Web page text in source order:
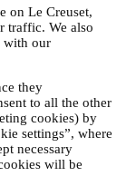
on Le Creuset,
traffic. We also
with our
they
to all the other
cookies) by
settings”, where
necessary
will be
nous collectons
nous fournissez de
au respect de la vie
?
d’e-commerce
SA, dont le siège
de la Presse, 1000